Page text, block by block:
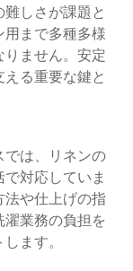
難しさが課題と
用まで多種多様
りません。安定
る重要な鍵と
では、リネンの
対応していま
法や仕上げの指
業務の負担を
ます。